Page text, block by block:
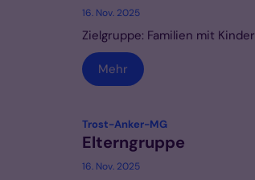
16. Nov. 2025
Zielgruppe: Familien mit
Mehr
Trost-Anker-MG:
Elterngruppe
16. Nov. 2025